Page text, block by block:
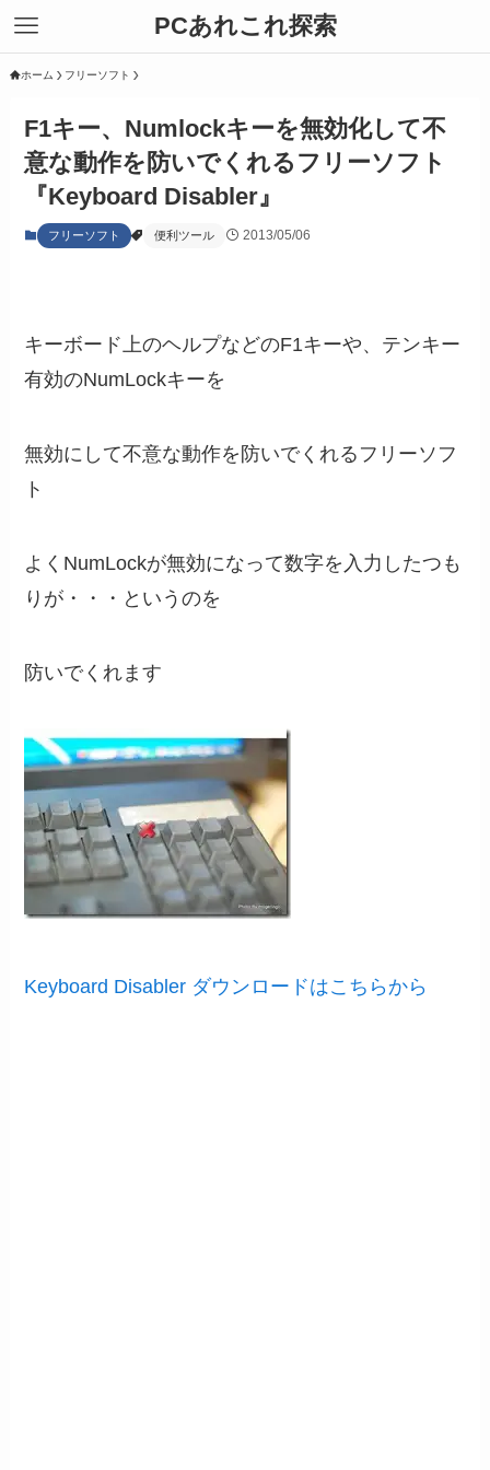
PCあれこれ探索
ホーム フリーソフト
F1キー、Numlockキーを無効化して不
意な動作を防いでくれるフリーソフト
『Keyboard Disabler』
フリーソフト 便利ツール 2013/05/06
キーボード上のヘルプなどのF1キーや、テンキー
有効のNumLockキーを
無効にして不意な動作を防いでくれるフリーソフ
ト
よくNumLockが無効になって数字を入力したつも
りが・・・というのを
防いでくれます
Keyboard Disabler ダウンロードはこちらから